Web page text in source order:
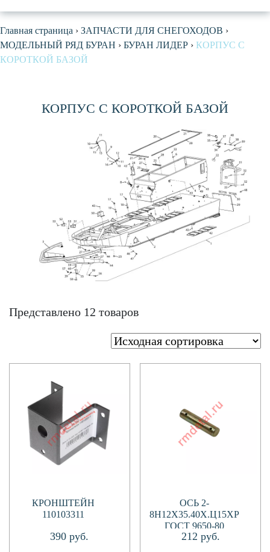
Главная страница › ЗАПЧАСТИ ДЛЯ СНЕГОХОДОВ ›
МОДЕЛЬНЫЙ РЯД БУРАН › БУРАН ЛИДЕР › КОРПУС С
КОРОТКОЙ БАЗОЙ
КОРПУС С КОРОТКОЙ БАЗОЙ
Представлено 12 товаров
КРОНШТЕЙН
110103311
390 руб.
ОСЬ 2-
8H12Х35.40Х.Ц15ХР
ГОСТ 9650-80
212 руб.